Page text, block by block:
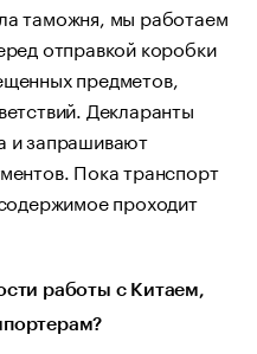
таможня, мы работаем
отправкой коробки
предметов,
Декларанты
и запрашивают
Пока транспорт
проходит
работы с Китаем,